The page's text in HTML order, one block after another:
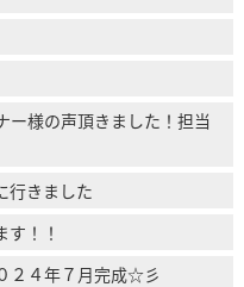
ー様の声頂きました！担当
行きました
！！
４年７月完成☆彡